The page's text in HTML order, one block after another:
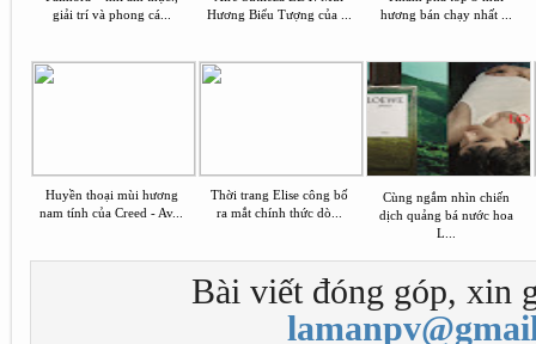
giải trí và phong cá...
Hương Biểu Tượng của ...
hương bán chạy nhất ...
Huyền thoại mùi hương
nam tính của Creed - Av...
Thời trang Elise công bố
ra mắt chính thức dò...
Cùng ngắm nhìn chiến
dịch quảng bá nước hoa
L...
Bài viết đóng góp, xin